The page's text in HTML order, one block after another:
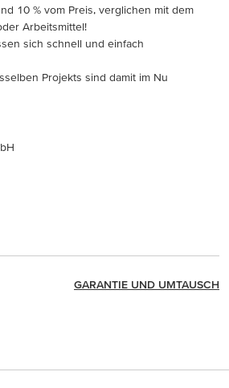
10 % vom Preis, verglichen mit dem
Arbeitsmittel!
sich schnell und einfach
Projekts sind damit im Nu
GARANTIE UND UMTAUSCH